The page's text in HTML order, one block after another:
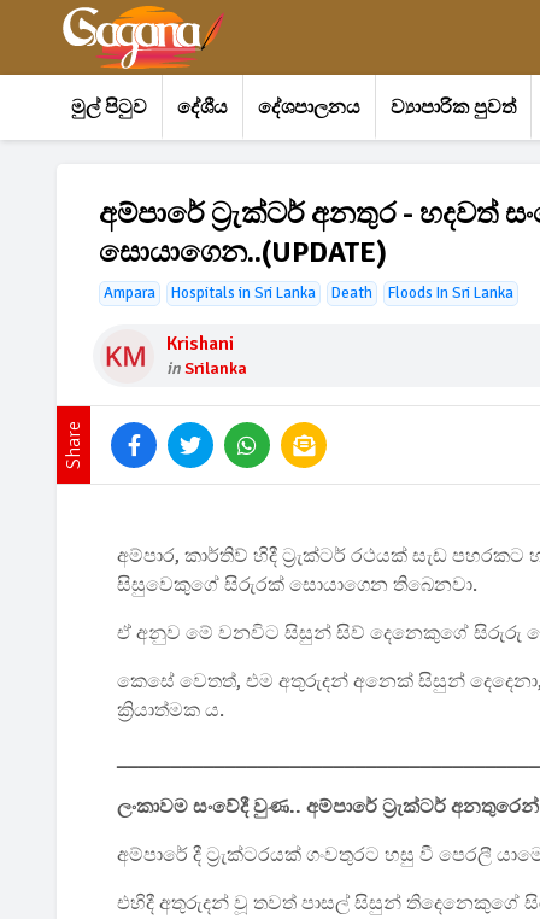
මුල් පිටුව දේශීය දේශපාලනය ව්‍යාපාරික පුවත්
අම්පාරේ ට්‍රැක්ටර් අනතුර -
සොයාගෙන..(UPDATE)
Ampara Hospitals in Sri Lanka Death Floods In Sri Lanka
Krishani
inSrilanka
Share
අම්පාර, කාර්තිව් හිදී ට්‍රැක්ටර් රථයක් සැඩ
සිසුවෙකුගේ සිරුරක් සොයාගෙන තිබෙනවා.
ඒ අනුව මේ වනවිට සිසුන් සිව් දෙනෙකුගේ සිරුරු
කෙසේ වෙතත්, එම අතුරුදන් අනෙක් සිසුන් දෙදෙනා,
ක්‍රියාත්මක ය.
ලංකාවම සංවේදී වුණ.. අම්පාරේ ට්‍රැක්ටර්
අම්පාරේ දී ට්‍රැක්ටරයක් ගංවතුරට හසු වී පෙරලී
එහිදී අතුරුදන් වූ තවත් පාසල් සිසුන් තිදෙනෙකුගේ